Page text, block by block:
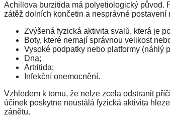
Achillova burzitida má polyetiologický původ.
zátěž dolních končetin a nesprávné
Zvýšená fyzická aktivita svalů, která je
Boty, které nemají správnou velikost
Vysoké podpatky nebo platformy (náhlý
Dna;
Artritida;
Infekční onemocnění.
Vzhledem k tomu, že nelze zcela odstranit
účinek poskytne neustálá fyzická aktivita
zánětu.